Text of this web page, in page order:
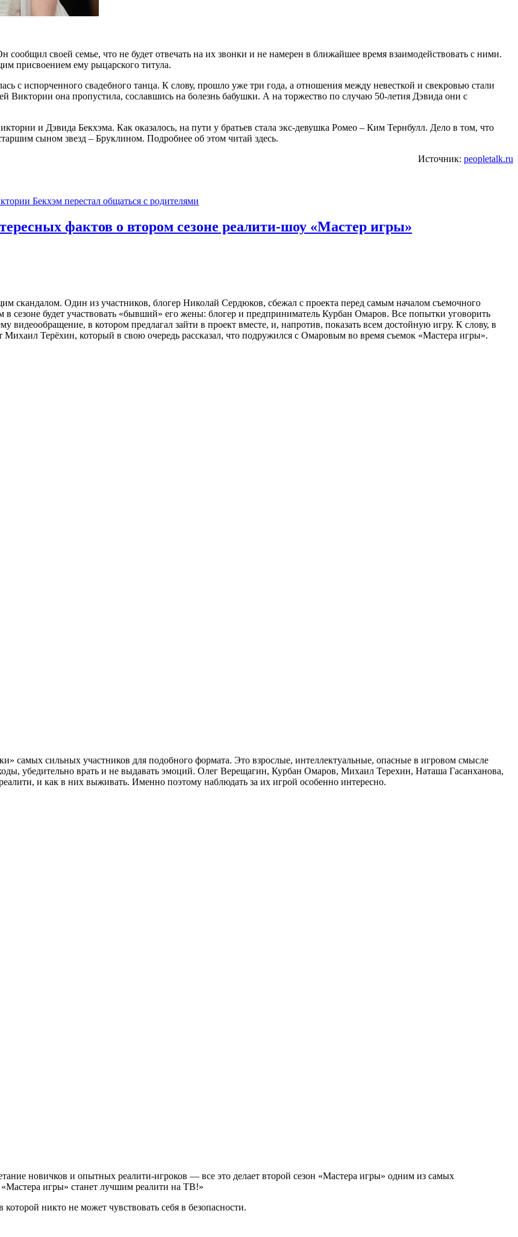
своей семье, что не будет отвечать на их звонки и не намерен в ближайшее время взаимодействовать с ними.
присвоением ему рыцарского титула.
с испорченного свадебного танца. К слову, прошло уже три года, а отношения между невесткой и свекровью стали
Виктории она пропустила, сославшись на болезнь бабушки. А на торжество по случаю 50-летия Дэвида они с
и Дэвида Бекхэма. Как оказалось, на пути у братьев стала экс-девушка Ромео – Ким Тернбулл. Дело в том, что
сыном звезд – Бруклином. Подробнее об этом читай здесь.
Источник: peopletalk.ru
Бекхэм перестал общаться с родителями
фактов о втором сезоне реалити-шоу «Мастер игры»
скандалом. Один из участников, блогер Николай Сердюков, сбежал с проекта перед самым началом съемочного
будет участвовать «бывший» его жены: блогер и предприниматель Курбан Омаров. Все попытки уговорить
видеообращение, в котором предлагал зайти в проект вместе, и, напротив, показать всем достойную игру. К слову, в
Терёхин, который в свою очередь рассказал, что подружился с Омаровым во время съемок «Мастера игры».
самых сильных участников для подобного формата. Это взрослые, интеллектуальные, опасные в игровом смысле
убедительно врать и не выдавать эмоций. Олег Верещагин, Курбан Омаров, Михаил Терехин, Наташа Гасанханова,
и как в них выживать. Именно поэтому наблюдать за их игрой особенно интересно.
новичков и опытных реалити-игроков — все это делает второй сезон «Мастера игры» одним из самых
игры» станет лучшим реалити на ТВ!»
никто не может чувствовать себя в безопасности.